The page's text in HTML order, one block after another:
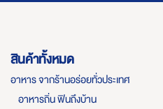
สินค้าทั้งหมด
อาหาร จากร้านอร่อยทั่วประเทศ
อาหารถิ่น ฟินถึงบ้าน